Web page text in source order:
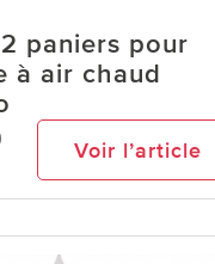
paniers pour
à air chaud
Voir l’article